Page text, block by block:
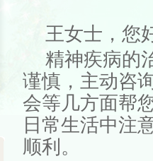
王女士，您
精神疾病的
谨慎，主动咨
会等几方面帮
日常生活中注
顺利。